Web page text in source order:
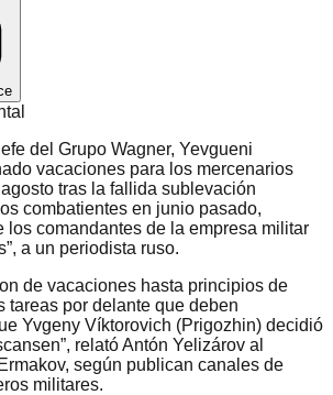
del Grupo Wagner, Yevgueni
vacaciones para los mercenarios
tras la fallida sublevación
combatientes en junio pasado,
los comandantes de la empresa militar
a un periodista ruso.
de vacaciones hasta principios de
tareas por delante que deben
Yvgeny Víktorovich (Prigozhin) decidió
relató Antón Yelizárov al
según publican canales de
militares.